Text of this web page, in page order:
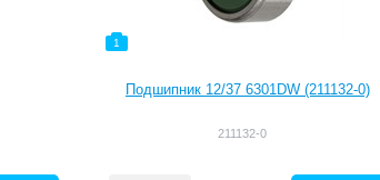
1
Подшипник 12/37 6301DW (211132-0)
211132-0